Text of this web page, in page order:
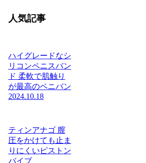
人気記事
ハイグレードなシ
リコンペニスバン
ド 柔軟で肌触り
が最高のペニバン
2024.10.18
ティンアナゴ 膣
圧をかけても止ま
りにくいピストン
バイブ